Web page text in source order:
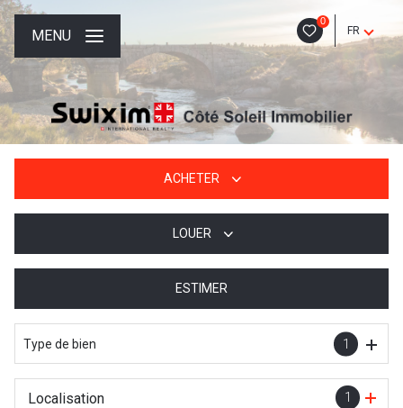
0
FR
MENU
ACHETER
De l'immo pro
LOUER
De l'immo pro
ESTIMER
Type de bien 1
1
Localisation